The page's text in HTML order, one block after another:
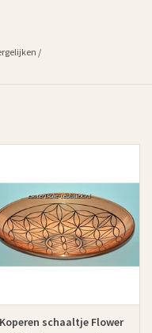
/
Koperen schaaltje Flower